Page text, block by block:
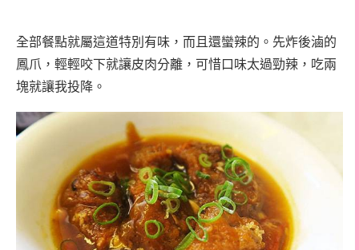
全部餐點就屬這道特別有味，而且還蠻辣的。先炸後滷的
鳳爪，輕輕咬下就讓皮肉分離，可惜口味太過勁辣，吃兩
塊就讓我投降。